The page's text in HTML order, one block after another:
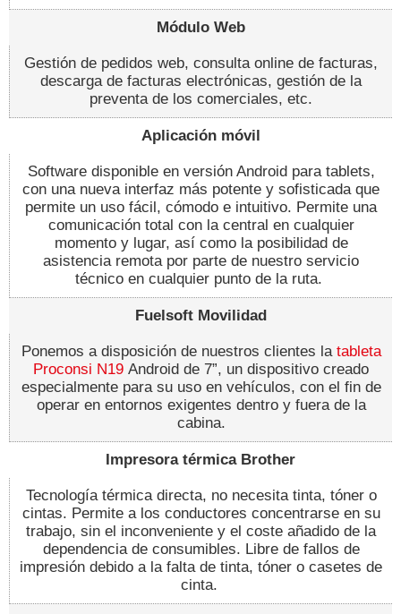
Módulo Web
Gestión de pedidos web, consulta online de facturas,
descarga de facturas electrónicas, gestión de la
preventa de los comerciales, etc.
Aplicación móvil
Software disponible en versión Android para tablets,
con una nueva interfaz más potente y sofisticada que
permite un uso fácil, cómodo e intuitivo. Permite una
comunicación total con la central en cualquier
momento y lugar, así como la posibilidad de
asistencia remota por parte de nuestro servicio
técnico en cualquier punto de la ruta.
Fuelsoft Movilidad
Ponemos a disposición de nuestros clientes la tableta
Proconsi N19 Android de 7”, un dispositivo creado
especialmente para su uso en vehículos, con el fin de
operar en entornos exigentes dentro y fuera de la
cabina.
Impresora térmica Brother
Tecnología térmica directa, no necesita tinta, tóner o
cintas. Permite a los conductores concentrarse en su
trabajo, sin el inconveniente y el coste añadido de la
dependencia de consumibles. Libre de fallos de
impresión debido a la falta de tinta, tóner o casetes de
cinta.